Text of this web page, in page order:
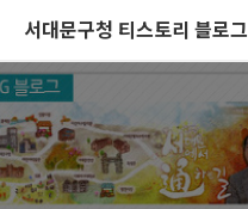
서대문구청 티스토리 블로그